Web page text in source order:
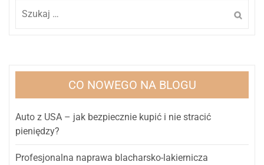
CO NOWEGO NA BLOGU
Auto z USA – jak bezpiecznie kupić i nie stracić
pieniędzy?
Profesjonalna naprawa blacharsko-lakiernicza